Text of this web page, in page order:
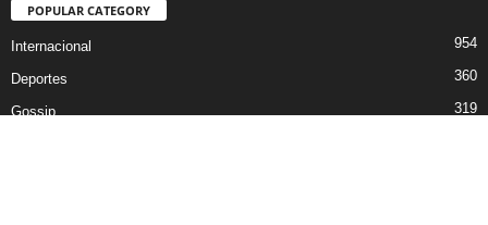
POPULAR CATEGORY
Internacional 954
Deportes 360
Gossip 319